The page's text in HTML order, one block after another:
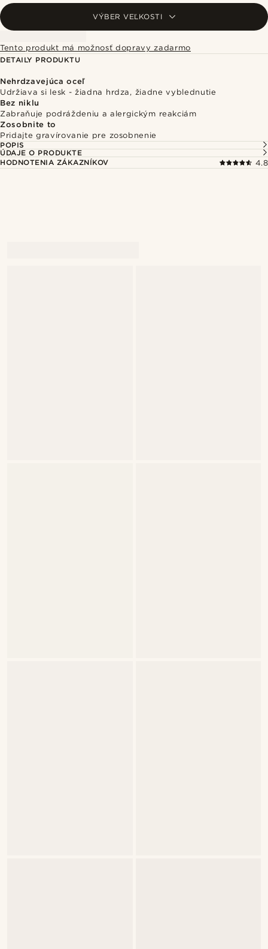
VÝBER VEĽKOSTI
Tento produkt má možnosť dopravy zadarmo
DETAILY PRODUKTU
Nehrdzavejúca oceľ
Udržiava si lesk - žiadna hrdza, žiadne vyblednutie
Bez niklu
Zabraňuje podráždeniu a alergickým reakciám
Zosobnite to
Pridajte gravírovanie pre zosobnenie
POPIS
ÚDAJE O PRODUKTE
HODNOTENIA ZÁKAZNÍKOV
4.8